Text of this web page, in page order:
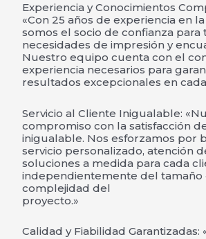
Experiencia y Conocimientos
«Con 25 años de experiencia en
somos el socio de confianza para
necesidades de impresión y
Nuestro equipo cuenta con el
experiencia necesarios para
resultados excepcionales en
Servicio al Cliente Inigualable:
compromiso con la satisfacción
inigualable. Nos esforzamos por
servicio personalizado, atención
soluciones a medida para cada
independientemente del tamaño
complejidad del
proyecto.»
Calidad y Fiabilidad Garantizadas: